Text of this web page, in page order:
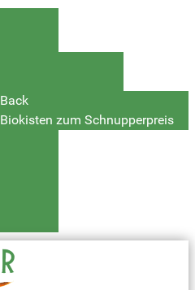
Back
Biokisten zum Schnupperpreis